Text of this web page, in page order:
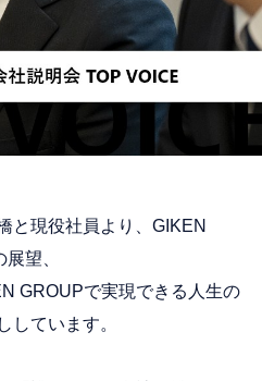
と現役社員より、GIKEN
望、
GROUPで実現できる人生の
しています。